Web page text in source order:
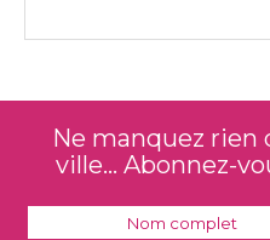
Ne manquez rien
ville... Abonnez-